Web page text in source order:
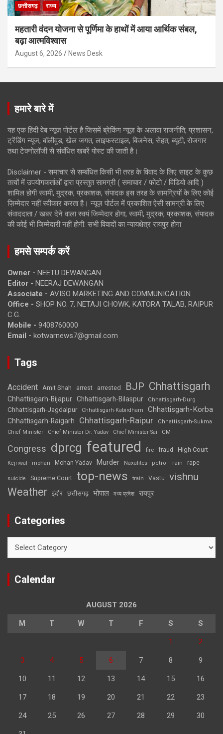
छत्तीसगढ़ राज्य
महतारी वंदन योजना से पूर्णिमा के हाथों में आया आर्थिक संबल,
बढ़ा आत्मविश्वास
August 6, 2026 News Desk
हमारे बारे में
यह एक हिंदी वेब न्यूज़ पोर्टल है जिसमें ब्रेकिंग न्यूज़ के अलावा राजनीति, प्रशासन,
ट्रेंडिंग न्यूज, बॉलीवुड, खेल जगत, लाइफस्टाइल, बिजनेस, सेहत, ब्यूटी, रोजगार
तथा टेक्नोलॉजी से संबंधित खबरें पोस्ट की जाती है।
Disclaimer - समाचार से सम्बंधित किसी भी तरह के विवाद के लिए साइट के कुछ
तत्वों में उपयोगकर्ताओं द्वारा प्रस्तुत सामग्री ( समाचार / फोटो / विडियो आदि )
शामिल होगी स्वामी, मुद्रक, प्रकाशक, संपादक इस तरह के सामग्रियों के लिए कोई
ज़िम्मेदार नहीं स्वीकार करता है। न्यूज़ पोर्टल में प्रकाशित ऐसी सामग्री के लिए
संवाददाता / खबर देने वाला स्वयं जिम्मेदार होगा, स्वामी, मुद्रक, प्रकाशक, संपादक
की कोई भी जिम्मेदारी नहीं होगी. सभी विवादों का न्यायक्षेत्र रायपुर होगा
हमसे सम्पर्क करें
Owner - NEETU DEWANGAN
Editor - NEERAJ DEWANGAN
Associate - AVISO MARKETING AND COMMUNICATION
Office - SHOP NO. 7, NETAJI CHOWK, KATORA TALAB, RAIPUR
C.G.
Mobile - 9408760000
Email - kotwarnews7@gmail.com
Tags
Accident Amit Shah arrest arrested BJP Chhattisgarh
Chhattisgarh-Bijapur Chhattisgarh-Bilaspur Chhattisgarh-Durg
Chhattisgarh-Jagdalpur Chhattisgarh-Kabirdham Chhattisgarh-Korba
Chhattisgarh-Raigarh Chhattisgarh-Raipur
Chhattisgarh-Sukma
Chief Minister
Chief Minister Dr. Yadav Chief Minister Sai CM
Congress dprcg featured fire fraud High Court
Kejriwal mohan Mohan Yadav Murder Naxalites petrol rain rape
suicide Supreme Court top-news train Vastu vishnu
Weather इंदौर छत्तीसगढ़ भोपाल मध्य प्रदेश रायपुर
Categories
Calendar
AUGUST 2026
M T W T F S S
1 2
3 4 5 6 7 8 9
10 11 12 13 14 15 16
17 18 19 20 21 22 23
24 25 26 27 28 29 30